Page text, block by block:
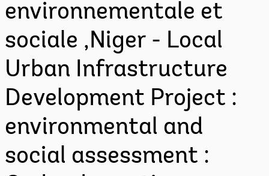
environnementale et
sociale ,Niger - Local
Urban Infrastructure
Development Project :
environmental and
social assessment :